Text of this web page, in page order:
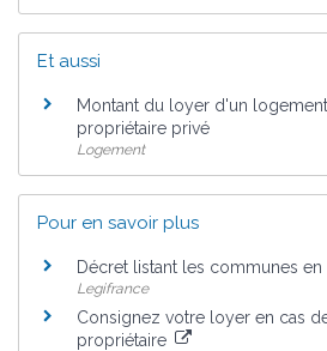
Et aussi
Montant du loyer d'un
propriétaire privé
Logement
Pour en savoir plus
Décret listant les communes
Legifrance
Consignez votre loyer en cas
propriétaire